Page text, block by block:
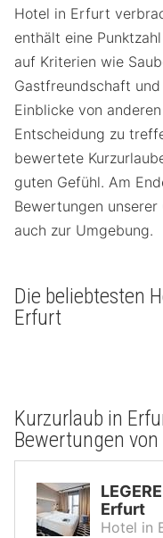
Hotel in Erfurt
enthält eine
auf Kriterien wie
Gastfreundschaft
Einblicke von
Entscheidung zu
bewertete
guten Gefühl. Am
Bewertungen
auch zur Umgebung.
Die beliebtesten
Erfurt
Kurzurlaub in
Bewertungen
Erfurt
Hotel in